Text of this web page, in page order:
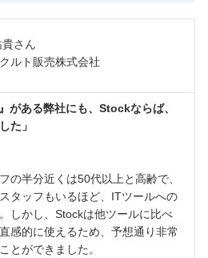
さん
ルト販売株式会社
がある弊社にも、Stockならば、
た」
の半分近くは50代以上と高齢で、
タッフもいるほど、ITツールへの
しかし、Stockは他ツールに比べ
感的に使えるため、予想通り非常
とができました。